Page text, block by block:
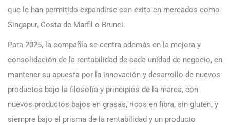
que le han permitido expandirse con éxito en mercados como
Singapur, Costa de Marfil o Brunei.
Para 2025, la compañía se centra además en la mejora y
consolidación de la rentabilidad de cada unidad de negocio, en
mantener su apuesta por la innovación y desarrollo de nuevos
productos bajo la filosofía y principios de la marca, con
nuevos productos bajos en grasas, ricos en fibra, sin gluten, y
siempre bajo el prisma de la rentabilidad y un producto